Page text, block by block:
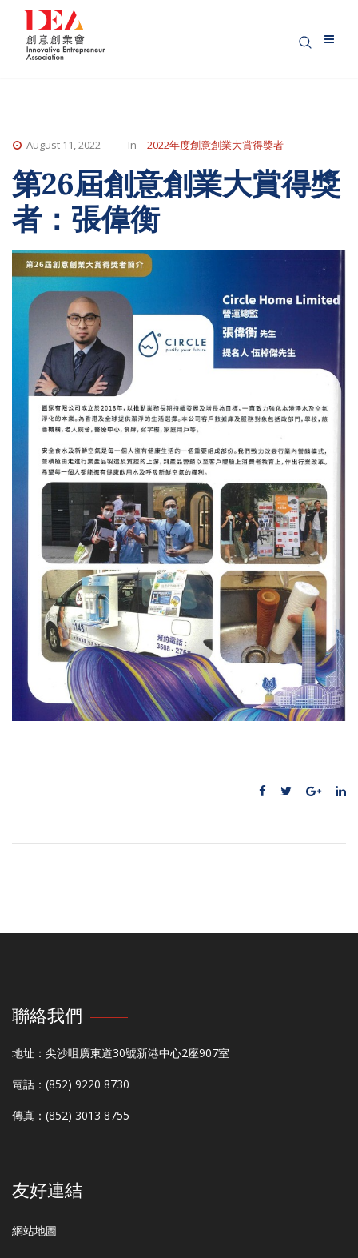
August 11, 2022 In 2022年度創意創業大賞得獎者
第26屆創意創業大賞得獎
者：張偉衡
聯絡我們
地址：尖沙咀廣東道30號新港中心2座907室
電話：(852) 9220 8730
傳真：(852) 3013 8755
友好連結
網站地圖